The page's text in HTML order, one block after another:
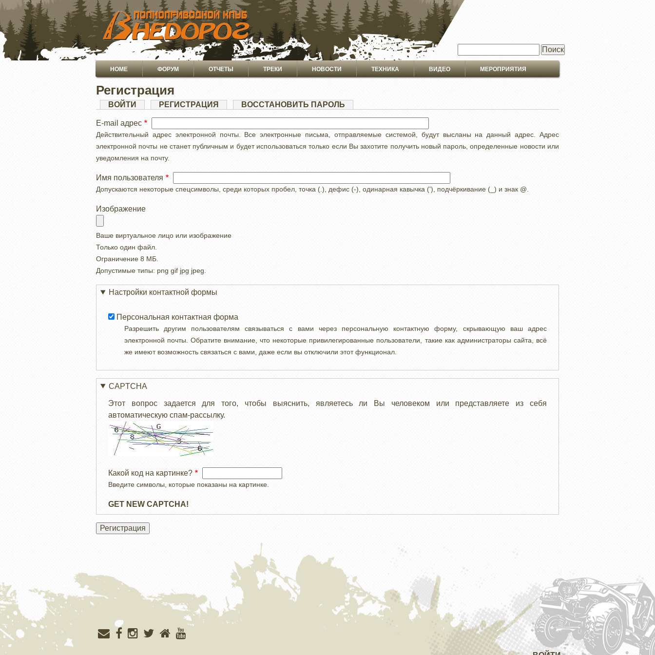
ПЕРЕЙТИ
ОСНОВНОМУ
СОДЕРЖАНИЮ
Основная
навигация
HOME ФОРУМ ОТЧЕТЫ ТРЕКИ НОВОСТИ ТЕХНИКА ВИДЕО МЕРОПРИЯТИЯ
Регистрация
Главные
вкладки
ВОЙТИ РЕГИСТРАЦИЯ
(АКТИВНАЯ
ВОССТАНОВИТЬ ПАРОЛЬ
E-mail адрес
Действительный адрес электронной почты. Все электронные письма, отправляемые системой, будут высланы на данный адрес. Адрес
электронной почты не станет публичным и будет использоваться только если Вы захотите получить новый пароль, определенные новости или
уведомления на почту.
Имя пользователя
Допускаются некоторые спецсимволы, среди которых пробел, точка (.), дефис (-), одинарная кавычка ('), подчёркивание (_) и знак @.
Изображение
Ваше виртуальное лицо или изображение
Только один файл.
Ограничение 8 МБ.
Допустимые типы: png gif jpg jpeg.
Настройки контактной формы
Персональная контактная форма
Разрешить другим пользователям связываться с вами через персональную контактную форму, скрывающую ваш адрес
электронной почты. Обратите внимание, что некоторые привилегированные пользователи, такие как администраторы сайта, всё
же имеют возможность связаться с вами, даже если вы отключили этот функционал.
CAPTCHA
Этот вопрос задается для того, чтобы выяснить, являетесь ли Вы человеком или представляете из себя
автоматическую спам-рассылку.
Какой код на картинке?
Введите символы, которые показаны на картинке.
GET NEW CAPTCHA!